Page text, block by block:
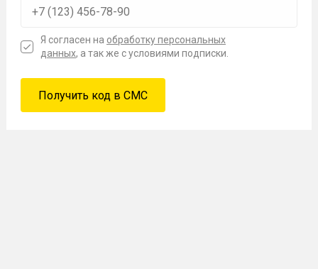
Я согласен на обработку персональных
данных, а так же с условиями подписки.